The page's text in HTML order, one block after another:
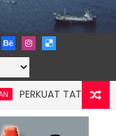
TATA KELOLA
dan Kebutuhan